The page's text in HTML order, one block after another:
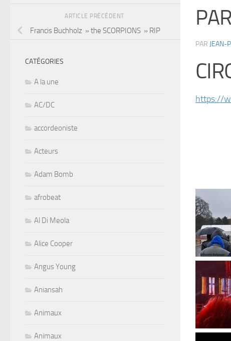
PAR JEAN-
https://
ARTICLE PRÉCÉDENT
Francis Buchholz » the SCORPIONS » RIP
CATÉGORIES
A la une
AC/DC
accordeoniste
Acteurs
Adam Bomb
afrobeat
Al Di Meola
Alice Cooper
Angus Young
Aniansah
Animaux
Animaux